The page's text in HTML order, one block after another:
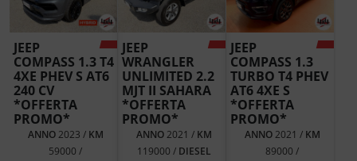
JEEP
COMPASS 1.3 T4
4XE PHEV S AT6
240 CV
*OFFERTA
PROMO*
ANNO2023 / KM
59000 /
JEEP
WRANGLER
UNLIMITED 2.2
MJT II SAHARA
*OFFERTA
PROMO*
ANNO2021 / KM
119000 / DIESEL
JEEP
COMPASS 1.3
TURBO T4 PHEV
AT6 4XE S
*OFFERTA
PROMO*
ANNO2021 / KM
89000 /